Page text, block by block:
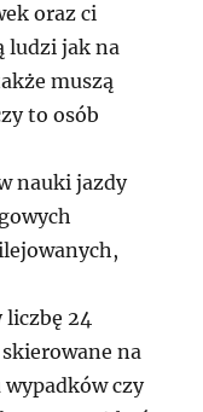
oraz ci
ludzi jak na
muszą
to osób
nauki jazdy
liczbę 24
na
wypadków czy